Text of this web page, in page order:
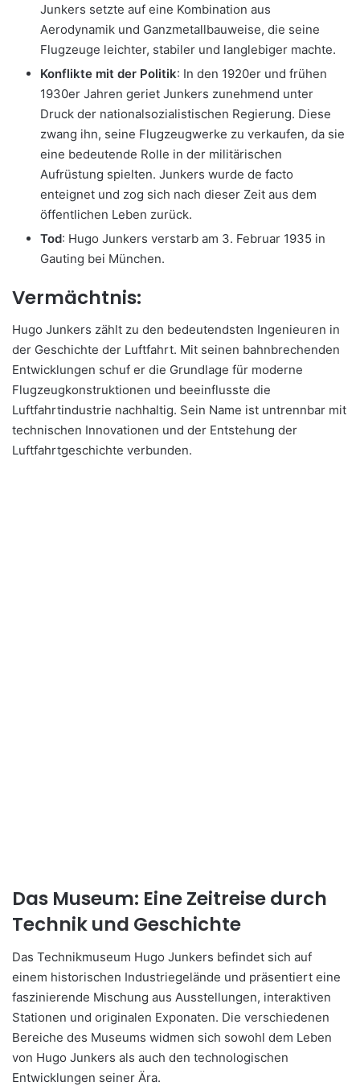
Junkers setzte auf eine Kombination aus
Aerodynamik und Ganzmetallbauweise, die seine
Flugzeuge leichter, stabiler und langlebiger machte.
Konflikte mit der Politik: In den 1920er und frühen
1930er Jahren geriet Junkers zunehmend unter
Druck der nationalsozialistischen Regierung. Diese
zwang ihn, seine Flugzeugwerke zu verkaufen, da sie
eine bedeutende Rolle in der militärischen
Aufrüstung spielten. Junkers wurde de facto
enteignet und zog sich nach dieser Zeit aus dem
öffentlichen Leben zurück.
Tod: Hugo Junkers verstarb am 3. Februar 1935 in
Gauting bei München.
Vermächtnis:
Hugo Junkers zählt zu den bedeutendsten Ingenieuren in
der Geschichte der Luftfahrt. Mit seinen bahnbrechenden
Entwicklungen schuf er die Grundlage für moderne
Flugzeugkonstruktionen und beeinflusste die
Luftfahrtindustrie nachhaltig. Sein Name ist untrennbar mit
technischen Innovationen und der Entstehung der
Luftfahrtgeschichte verbunden.
Das Museum: Eine Zeitreise durch
Technik und Geschichte
Das Technikmuseum Hugo Junkers befindet sich auf
einem historischen Industriegelände und präsentiert eine
faszinierende Mischung aus Ausstellungen, interaktiven
Stationen und originalen Exponaten. Die verschiedenen
Bereiche des Museums widmen sich sowohl dem Leben
von Hugo Junkers als auch den technologischen
Entwicklungen seiner Ära.